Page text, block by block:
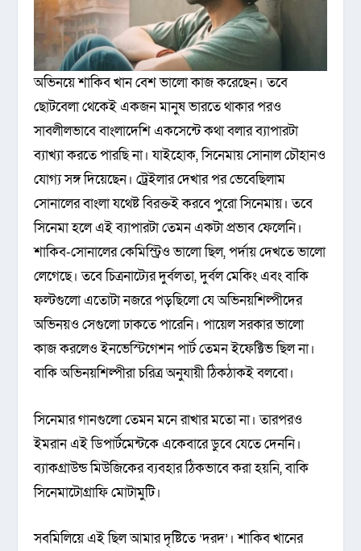
অভিনয়ে শাকিব খান বেশ ভালো কাজ করেছেন। তবে
ছোটবেলা থেকেই একজন মানুষ ভারতে থাকার পরও
সাবলীলভাবে বাংলাদেশি একসেন্টে কথা বলার ব্যাপারটা
ব্যাখ্যা করতে পারছি না। যাইহোক, সিনেমায় সোনাল চৌহানও
যোগ্য সঙ্গ দিয়েছেন। ট্রেইলার দেখার পর ভেবেছিলাম
সোনালের বাংলা যথেষ্ট বিরক্তই করবে পুরো সিনেমায়। তবে
সিনেমা হলে এই ব্যাপারটা তেমন একটা প্রভাব ফেলেনি।
শাকিব-সোনালের কেমিস্ট্রিও ভালো ছিল, পর্দায় দেখতে ভালো
লেগেছে। তবে চিত্রনাট্যের দুর্বলতা, দুর্বল মেকিং এবং বাকি
ফল্টগুলো এতোটা নজরে পড়ছিলো যে অভিনয়শিল্পীদের
অভিনয়ও সেগুলো ঢাকতে পারেনি। পায়েল সরকার ভালো
কাজ করলেও ইনভেস্টিগেশন পার্ট তেমন ইফেক্টিভ ছিল না।
বাকি অভিনয়শিল্পীরা চরিত্র অনুযায়ী ঠিকঠাকই বলবো।
সিনেমার গানগুলো তেমন মনে রাখার মতো না। তারপরও
ইমরান এই ডিপার্টমেন্টকে একেবারে ডুবে যেতে দেননি।
ব্যাকগ্রাউন্ড মিউজিকের ব্যবহার ঠিকভাবে করা হয়নি, বাকি
সিনেমাটোগ্রাফি মোটামুটি।
সবমিলিয়ে এই ছিল আমার দৃষ্টিতে ‘দরদ’। শাকিব খানের